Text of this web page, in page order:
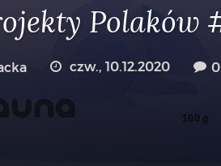
Polaków
czw., 10.12.2020 0